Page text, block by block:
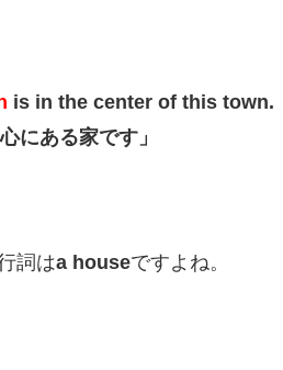
is in the center of this town.
にある家です」
詞はa houseですよね。